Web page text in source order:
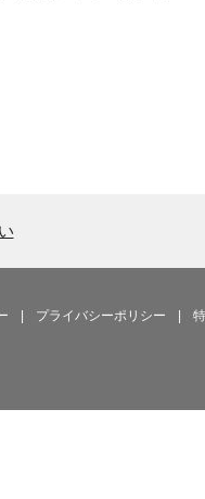
プライバシーポリシー